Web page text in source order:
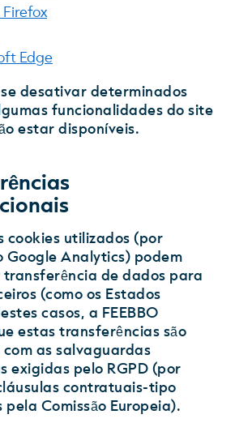
Edge
desativar determinados
funcionalidades do site
estar disponíveis.
cookies utilizados (por
Google Analytics) podem
transferência de dados para
(como os Estados
casos, a FEEBBO
estas transferências são
as salvaguardas
exigidas pelo RGPD (por
contratuais-tipo
Comissão Europeia).